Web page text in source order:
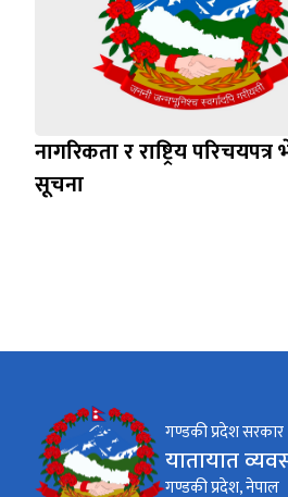
नागरिकता र राष्ट्रिय
सूचना
गण्डकी प्रदेश सरकार
यातायात
गण्डकी प्रदेश, नेपाल